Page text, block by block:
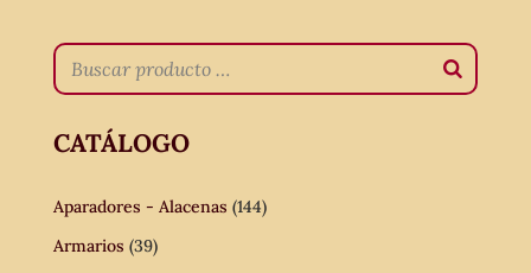
CATÁLOGO
Aparadores - Alacenas (144)
Armarios (39)